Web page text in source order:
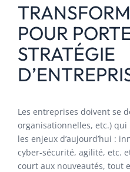
POUR
STRATÉGIE
Les entreprises doivent se
organisationnelles, etc.)
les enjeux d’aujourd’hui :
cyber-sécurité, agilité, etc.
court aux nouveautés, tout